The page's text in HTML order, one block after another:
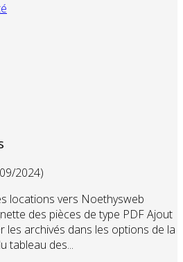
2024)
locations vers Noethysweb
des pièces de type PDF Ajout
les archivés dans les options de la
tableau des...